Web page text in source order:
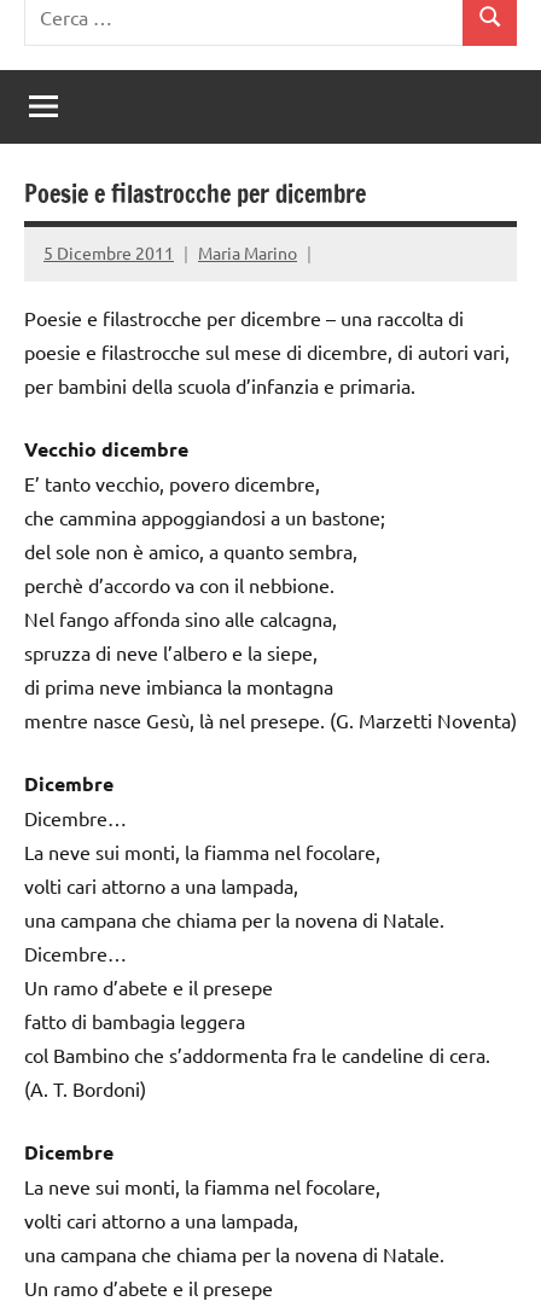
per:
Cerca
Poesie e filastrocche per dicembre
5 Dicembre 2011 Maria Marino
Poesie e filastrocche per dicembre – una raccolta di
poesie e filastrocche sul mese di dicembre, di autori vari,
per bambini della scuola d’infanzia e primaria.
Vecchio dicembre
E’ tanto vecchio, povero dicembre,
che cammina appoggiandosi a un bastone;
del sole non è amico, a quanto sembra,
perchè d’accordo va con il nebbione.
Nel fango affonda sino alle calcagna,
spruzza di neve l’albero e la siepe,
di prima neve imbianca la montagna
mentre nasce Gesù, là nel presepe. (G. Marzetti Noventa)
Dicembre
Dicembre…
La neve sui monti, la fiamma nel focolare,
volti cari attorno a una lampada,
una campana che chiama per la novena di Natale.
Dicembre…
Un ramo d’abete e il presepe
fatto di bambagia leggera
col Bambino che s’addormenta fra le candeline di cera.
(A. T. Bordoni)
Dicembre
La neve sui monti, la fiamma nel focolare,
volti cari attorno a una lampada,
una campana che chiama per la novena di Natale.
Un ramo d’abete e il presepe